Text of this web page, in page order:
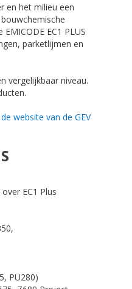
en het milieu een
EC1 PLUS
parketlijmen en
vergelijkbaar niveau.
website van de GEV
EC1 Plus
PU280)